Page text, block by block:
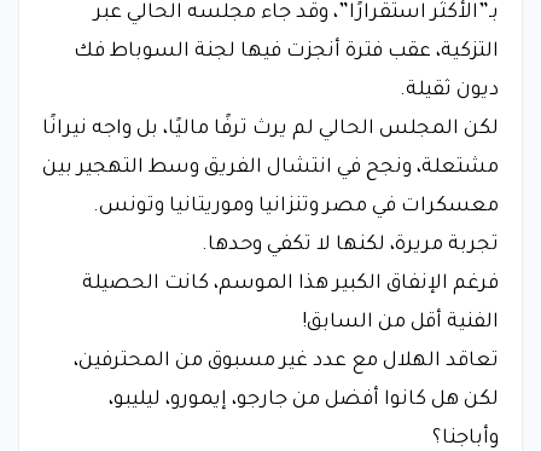
بـ”الأكثر استقرارًا”، وقد جاء مجلسه الحالي عبر
التزكية، عقب فترة أنجزت فيها لجنة السوباط فك
ديون ثقيلة.
لكن المجلس الحالي لم يرث ترفًا ماليًا، بل واجه نيرانًا
مشتعلة، ونجح في انتشال الفريق وسط التهجير بين
معسكرات في مصر وتنزانيا وموريتانيا وتونس.
تجربة مريرة، لكنها لا تكفي وحدها.
فرغم الإنفاق الكبير هذا الموسم، كانت الحصيلة
الفنية أقل من السابق!
تعاقد الهلال مع عدد غير مسبوق من المحترفين،
لكن هل كانوا أفضل من جارجو، إيمورو، ليليبو،
وأباجنا؟